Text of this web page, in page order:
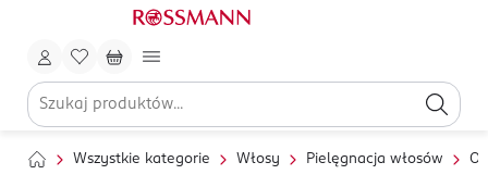
Wszystkie kategorie Włosy Pielęgnacja włosów